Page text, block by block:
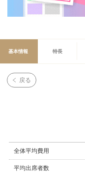
基本情報 特長
戻る
全体平均費用
平均出席者数